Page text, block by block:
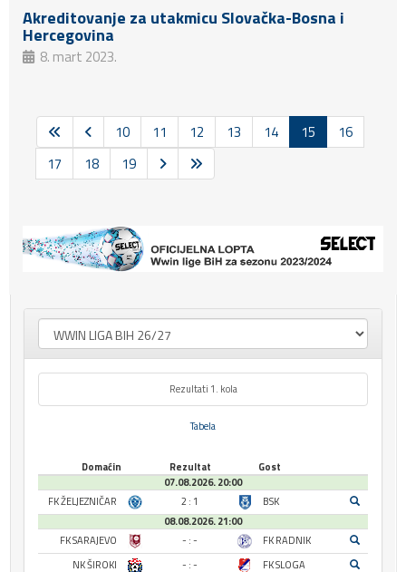
Akreditovanje za utakmicu Slovačka-Bosna i
Hercegovina
8. mart 2023.
10 11 12 13 14 15
16
17
18 19
Rezultati 1. kola
Tabela
Domaćin Rezultat
Gost
07.08.2026. 20:00
FK ŽELJEZNIČAR
2 : 1
BSK
08.08.2026. 21:00
FK SARAJEVO
- : -
FK RADNIK
NK ŠIROKI
- : -
FK SLOGA